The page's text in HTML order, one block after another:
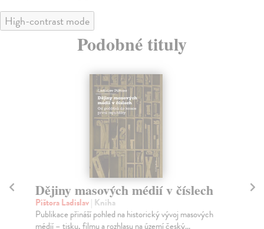
High-contrast mode
Podobné tituly
Dějiny masových médií v číslech
Pištora Ladislav| Kniha
Publikace přináší pohled na historický vývoj masových
médií – tisku, filmu a rozhlasu na území český...